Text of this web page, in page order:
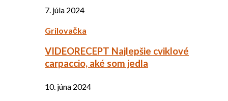
7. júla 2024
Grilovačka
VIDEORECEPT Najlepšie cviklové
carpaccio, aké som jedla
10. júna 2024